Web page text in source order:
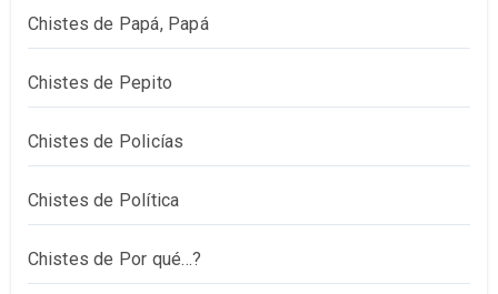
Chistes de Papá, Papá
Chistes de Pepito
Chistes de Policías
Chistes de Política
Chistes de Por qué…?